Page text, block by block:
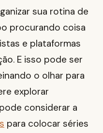
sua rotina de
procurando coisa
e plataformas
E isso pode ser
o olhar para
explorar
considerar a
para colocar séries